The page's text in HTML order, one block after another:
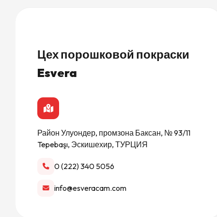
Цех порошковой покраски
Esvera
Район Улуондер, промзона Баксан, № 93/11
Tepebaşı, Эскишехир, ТУРЦИЯ
0 (222) 340 5056
info@esveracam.com